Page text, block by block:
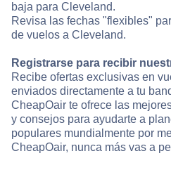
baja para Cleveland.
Revisa las fechas "flexibles"
de vuelos a Cleveland.
Registrarse para recibir
Recibe ofertas exclusivas en
enviados directamente a tu
CheapOair te ofrece las
y consejos para ayudarte a
populares mundialmente por
CheapOair, nunca más vas a